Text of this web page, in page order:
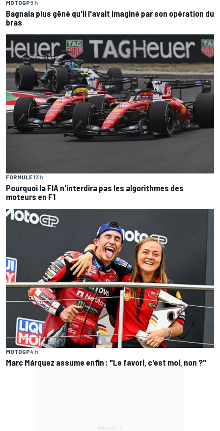
MOTOGP3 h
Bagnaia plus gêné qu'il l'avait imaginé par son opération du
bras
FORMULE 13 h
Pourquoi la FIA n'interdira pas les algorithmes des
moteurs en F1
MOTOGP4 h
Marc Márquez assume enfin : "Le favori, c'est moi, non ?"